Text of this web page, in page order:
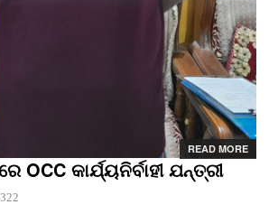
READ MORE
OCC କାର୍ଯ୍ୟନିର୍ବାହୀ ଯନ୍ତ୍ରୀ